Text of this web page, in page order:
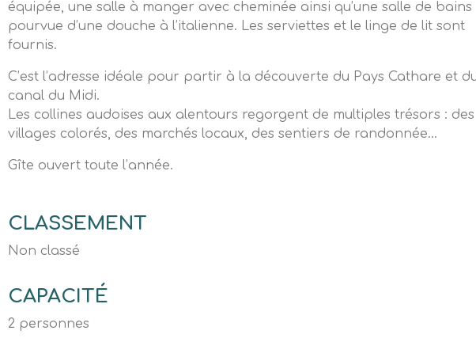
équipée, une salle à manger avec cheminée ainsi qu’une salle de bains
pourvue d’une douche à l’italienne. Les serviettes et le linge de lit sont
fournis.
C’est l’adresse idéale pour partir à la découverte du Pays Cathare et
canal du Midi.
Les collines audoises aux alentours regorgent de multiples trésors : des
villages colorés, des marchés locaux, des sentiers de randonnée…
Gîte ouvert toute l’année.
CLASSEMENT
Non classé
CAPACITÉ
2 personnes